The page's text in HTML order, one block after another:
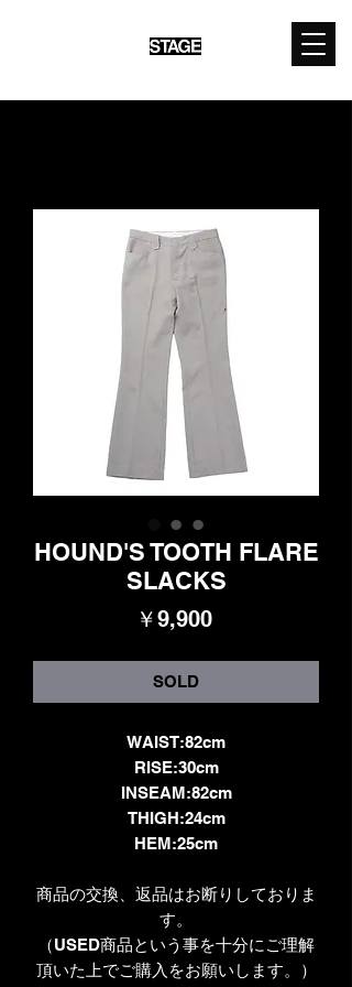
HOUND'S TOOTH FLARE
SLACKS
￥9,900価
SOLD
WAIST:82cm
RISE:30cm
INSEAM:82cm
THIGH:24cm
HEM:25cm
商品の交換、返品はお断りしておりま
す。
（USED商品という事を十分にご理解
頂いた上でご購入をお願いします。）